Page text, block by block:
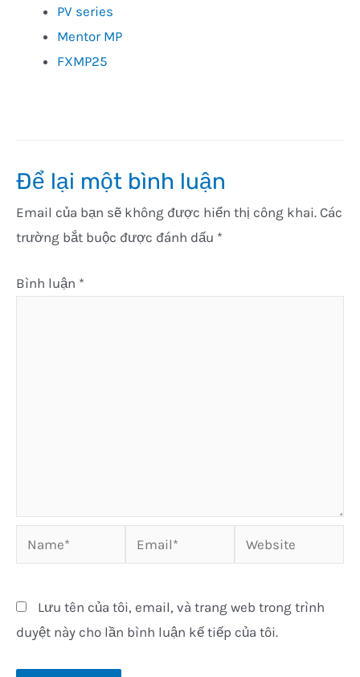
PV series
Mentor MP
FXMP25
Để lại một bình luận
Email của bạn sẽ không được hiển thị công khai. Các
trường bắt buộc được đánh dấu *
Bình luận *
Name* Email* Website
Lưu tên của tôi, email, và trang web trong trình
duyệt này cho lần bình luận kế tiếp của tôi.